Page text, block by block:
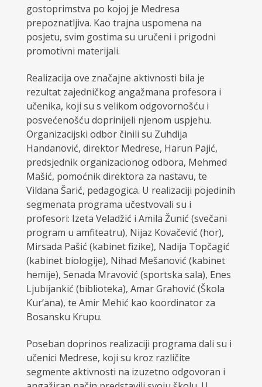
gostoprimstva po kojoj je Medresa
prepoznatljiva. Kao trajna uspomena na
posjetu, svim gostima su uručeni i prigodni
promotivni materijali.
Realizacija ove značajne aktivnosti bila je
rezultat zajedničkog angažmana profesora i
učenika, koji su s velikom odgovornošću i
posvećenošću doprinijeli njenom uspjehu.
Organizacijski odbor činili su Zuhdija
Handanović, direktor Medrese, Harun Pajić,
predsjednik organizacionog odbora, Mehmed
Mašić, pomoćnik direktora za nastavu, te
Vildana Šarić, pedagogica. U realizaciji pojedinih
segmenata programa učestvovali su i
profesori: Izeta Veladžić i Amila Žunić (svečani
program u amfiteatru), Nijaz Kovačević (hor),
Mirsada Pašić (kabinet fizike), Nadija Topčagić
(kabinet biologije), Nihad Mešanović (kabinet
hemije), Senada Mravović (sportska sala), Enes
Ljubijankić (biblioteka), Amar Grahović (Škola
Kur’ana), te Amir Mehić kao koordinator za
Bosansku Krupu.
Poseban doprinos realizaciji programa dali su i
učenici Medrese, koji su kroz različite
segmente aktivnosti na izuzetno odgovoran i